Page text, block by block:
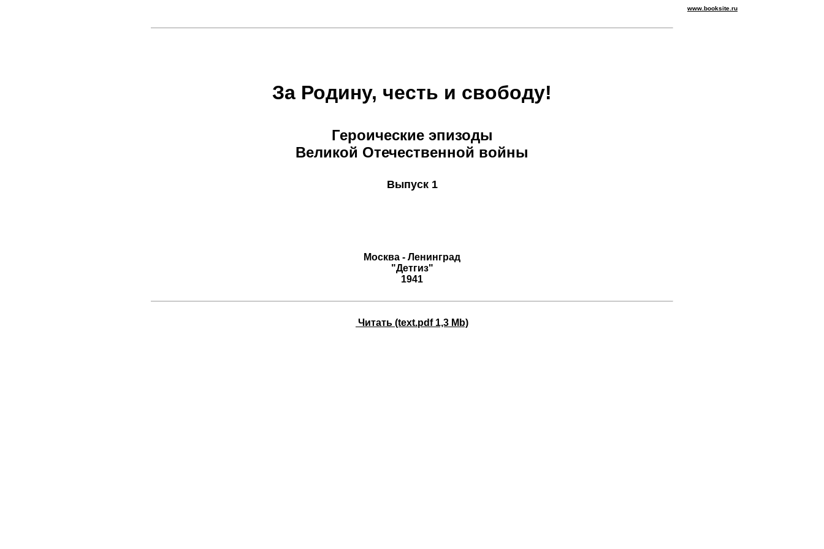
www.booksite.ru
За Родину, честь и свободу!
Героические эпизоды
Великой Отечественной войны
Выпуск 1
Москва - Ленинград
"Детгиз"
1941
Читать (text.pdf 1,3 Mb)